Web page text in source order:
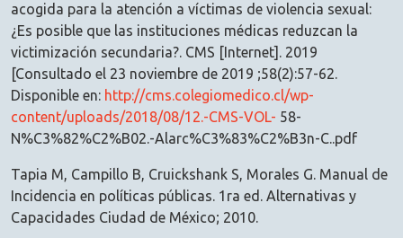
acogida para la atención a víctimas de violencia sexual:
¿Es posible que las instituciones médicas reduzcan la
victimización secundaria?. CMS [Internet]. 2019
[Consultado el 23 noviembre de 2019 ;58(2):57-62.
Disponible en: http://cms.colegiomedico.cl/wp-
content/uploads/2018/08/12.-CMS-VOL- 58-
N%C3%82%C2%B02.-Alarc%C3%83%C2%B3n-C..pdf
Tapia M, Campillo B, Cruickshank S, Morales G. Manual de
Incidencia en políticas públicas. 1ra ed. Alternativas y
Capacidades Ciudad de México; 2010.